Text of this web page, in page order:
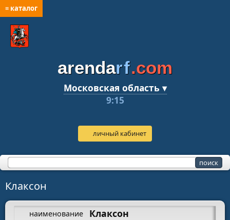
≡ каталог
arendarf.com
Московская область ▾
9:15
личный кабинет
Клаксон
наименование Клаксон